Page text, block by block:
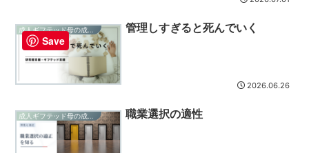
管理しすぎると死んでいく
2026.06.26
職業選択の適性
Save